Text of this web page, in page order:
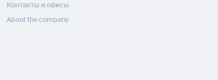
Контакты и офисы
About the company